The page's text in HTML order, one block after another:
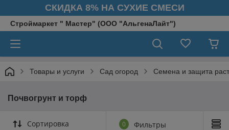
СКИДКА 8% НА СУХИЕ СМЕСИ
Строймаркет " Мастер" (ООО "АльгенаЛайт")
Товары и услуги Сад огород Семена и защита
Почвогрунт и торф
Сортировка 0 Фильтры